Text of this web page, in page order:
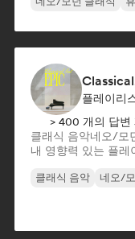
플레이리
> 400 개의 답변
클래식 음악네오/모
내 영향력 있는 플레
클래식 음악 네오/